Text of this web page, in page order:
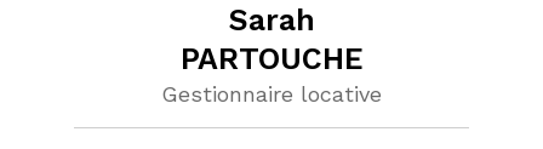
sarah
PARTOUCHE
Gestionnaire locative